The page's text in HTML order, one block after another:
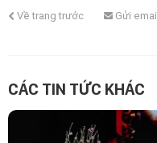
Về trang trước Gửi email
CÁC TIN TỨC KHÁC